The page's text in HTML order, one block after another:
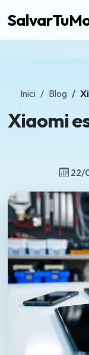
Inici Blog
Xiaomi
22/